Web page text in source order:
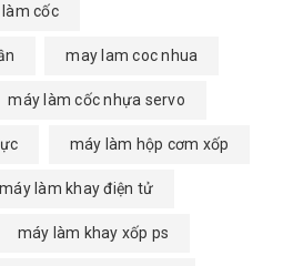
cốc
may lam coc nhua
máy làm cốc nhựa servo
máy làm hộp cơm xốp
máy làm khay điện tử
máy làm khay xốp ps